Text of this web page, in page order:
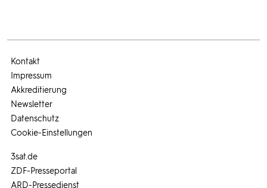
3sat.de
ZDF-Presseportal
ARD-Pressedienst
Kontakt
Impressum
Akkreditierung
Newsletter
Datenschutz
Cookie-Einstellungen